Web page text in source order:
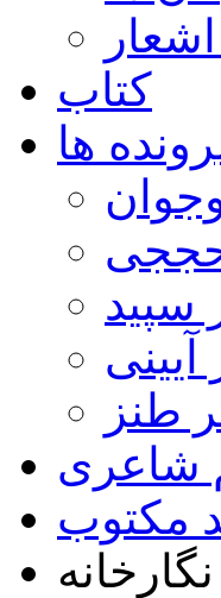
کتاب
ها
سپید
طنز
شاعری
مکتوب
نگارخانه